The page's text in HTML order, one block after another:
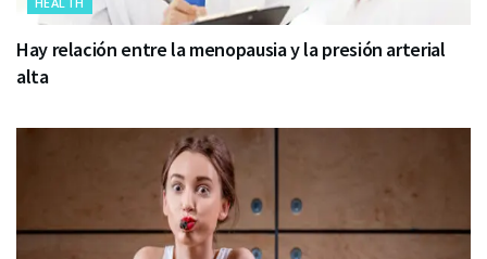
Hay relación entre la menopausia y la presión arterial
alta